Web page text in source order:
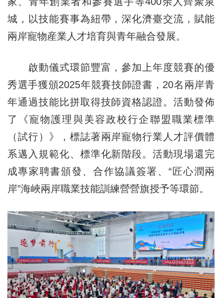
城，以技能賽事為紐帶，深化濟臺交流，賦能
兩岸寵物産業人才培育與青年融合發展。
啟動儀式環節豐富，參加上年度競賽的優
秀選手獲頒2025年競賽技師證書，20名兩岸青
年通過技能比拼取得技師資格認證。活動發佈
了《寵物護理與美容政校行企聯盟職業標準
（試行）》，標誌著兩岸寵物行業人才評價體
系邁入規範化、標準化新階段。活動現場還完
成專家聘書頒發、合作協議簽署、“匠心潤兩
岸”海峽兩岸職業技能訓練營營旗授予等環節。